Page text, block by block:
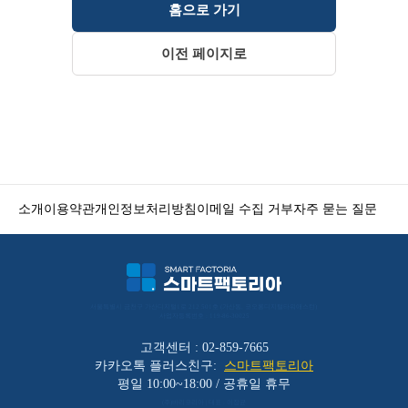
홈으로 가기
이전 페이지로
소개 이용약관개인정보처리방침 이메일 수집 거부자주 묻는 질문
고객센터 : 02-859-7665
카카오톡 플러스친구:
스마트팩토리아
평일 10:00~18:00 / 공휴일 휴무